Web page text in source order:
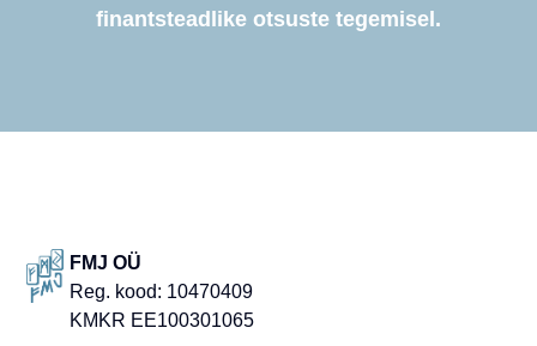
finantsteadlike otsuste tegemisel.
FMJ OÜ
Reg. kood: 10470409
KMKR EE100301065